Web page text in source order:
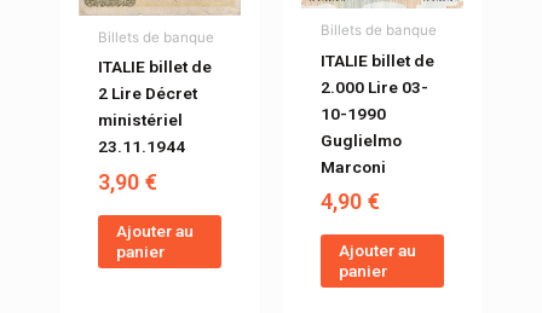
Billets de banque
ITALIE billet de
2 Lire Décret
ministériel
23.11.1944
3,90€
Ajouter au
panier
Billets de banque
ITALIE billet de
2.000 Lire 03-
10-1990
Guglielmo
Marconi
4,90€
Ajouter au
panier